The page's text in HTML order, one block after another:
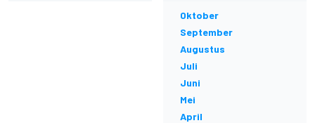
Oktober
September
Augustus
Juli
Juni
Mei
April